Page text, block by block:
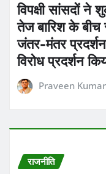
विपक्षी सांसदों ने
तेज बारिश के बीच
जंतर-मंतर
विरोध प्रदर्शन
Praveen
राजनीति